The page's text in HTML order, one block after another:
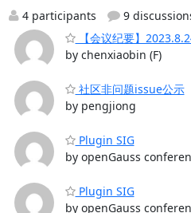
4 participants
9
【会议纪要】
by chenxiaobin (F)
社区非问题issue公示
by pengjiong
Plugin SIG
by openGauss
Plugin SIG
by openGauss